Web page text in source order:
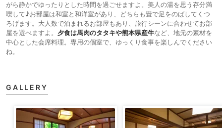
がら静かでゆったりとした時間を過ごせますよ。美人の湯を思う存分満
喫して♪お部屋は和室と和洋室があり、どちらも畳で足をのばしてくつ
ろげます。大人数で泊まれるお部屋もあり、旅行シーンに合わせてお部
屋を選べますよ。 夕食は馬肉のタタキや熊本県産牛など、地元の素材を
中心とした会席料理。専用の個室で、ゆっくり食事を楽しんでください
ね。
GALLERY